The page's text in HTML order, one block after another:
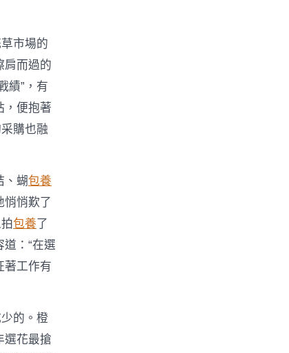
市場的
肩而過的
績”，有
，便抱著
購也融
、蝴包養
悄悄歎了
包養 了
：“在選
著工作有
的。橙
選花最搶